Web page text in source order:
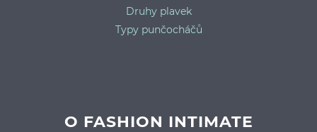
Druhy plavek
Typy punčocháčů
O FASHION INTIMATE